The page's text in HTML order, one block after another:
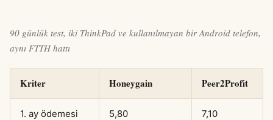
90 günlük test, iki ThinkPad ve kullanılmayan bir Android telefon,
aynı FTTH hattı
Kriter Honeygain Peer2Profit
1. ay ödemesi
5,80 7,10